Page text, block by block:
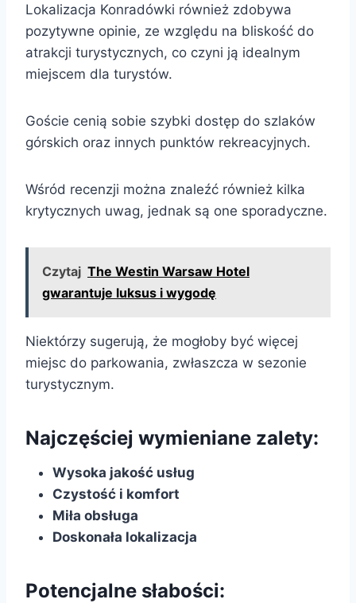
Lokalizacja Konradówki również zdobywa
pozytywne opinie, ze względu na bliskość do
atrakcji turystycznych, co czyni ją idealnym
miejscem dla turystów.
Goście cenią sobie szybki dostęp do szlaków
górskich oraz innych punktów rekreacyjnych.
Wśród recenzji można znaleźć również kilka
krytycznych uwag, jednak są one sporadyczne.
Czytaj The Westin Warsaw Hotel
gwarantuje luksus i wygodę
Niektórzy sugerują, że mogłoby być więcej
miejsc do parkowania, zwłaszcza w sezonie
turystycznym.
Najczęściej wymieniane zalety:
Wysoka jakość usług
Czystość i komfort
Miła obsługa
Doskonała lokalizacja
Potencjalne słabości: